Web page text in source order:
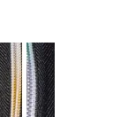
la
page
du